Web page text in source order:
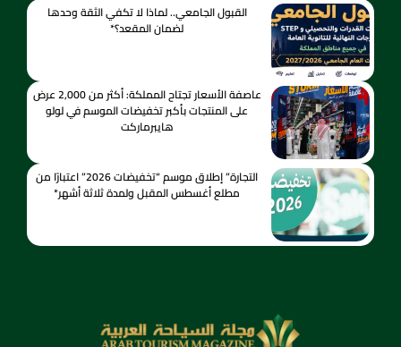
القبول الجامعي.. لماذا لا تكفي الثقة وحدها
لضمان المقعد؟*
عاصفة الأسعار تجتاح المملكة: أكثر من 2,000 عرض
على المنتجات بأكبر تخفيضات الموسم في لولو
هايبرماركت
التجارة” إطلاق موسم “تخفيضات 2026” اعتبارًا من
مطلع أغسطس المقبل ولمدة ثلاثة أشهر*